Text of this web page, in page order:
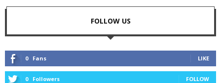
FOLLOW US
0 Fans LIKE
0 Followers FOLLOW